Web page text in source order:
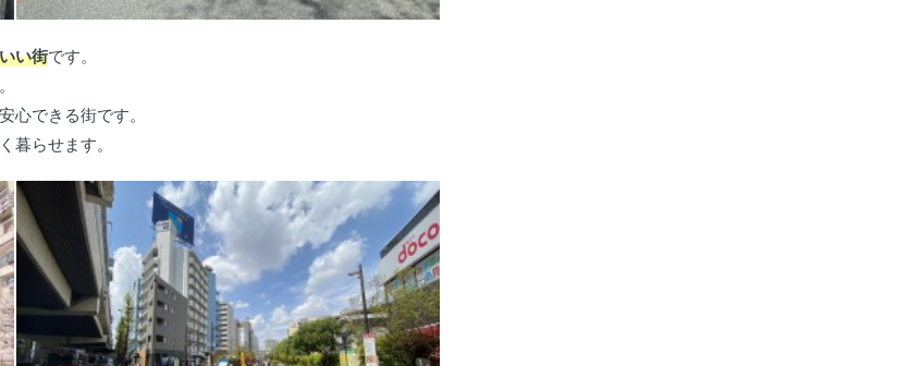
い街です。
心できる街です。
暮らせます。